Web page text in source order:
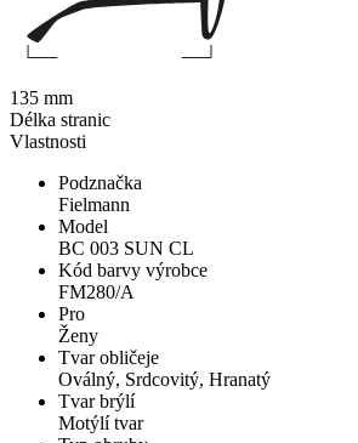
Vlastnosti
Podznačka
Fielmann
Model
BC 003 SUN CL
Kód barvy výrobce
FM280/A
Pro
Ženy
Tvar obličeje
Oválný, Srdcovitý, Hranatý
Tvar brýlí
Motýlí tvar
135 mm
Délka stranic